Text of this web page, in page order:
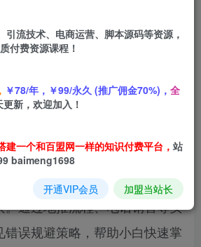
立即购买
功能权益解析（认证优势）、销
/转介绍）、团队管理（薪资架
。通过地推流程、电话销售等实
错误规避策略，帮助小白快速掌
引流技术、电商运营、脚本源码等资源，
付费资源课程！
￥78/年，￥99/永久 (推广佣金70%)， 全
更新，欢迎加入！
建一个和百盟网一样的知识付费平台， 站
baimeng1698
开通VIP会员 加盟当站长